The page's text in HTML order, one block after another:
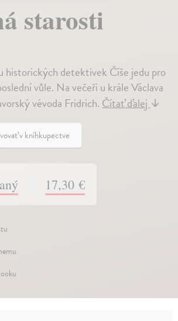
starosti
historických detektivek Číše jedu pro
vůle. Na večeři u krále Václava
vévoda Fridrich. Čítať ďalej ↓
v kníhkupectve
17,30 €